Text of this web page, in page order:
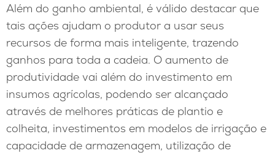
Além do ganho ambiental, é válido destacar que
tais ações ajudam o produtor a usar seus
recursos de forma mais inteligente, trazendo
ganhos para toda a cadeia. O aumento de
produtividade vai além do investimento em
insumos agrícolas, podendo ser alcançado
através de melhores práticas de plantio e
colheita, investimentos em modelos de irrigação e
capacidade de armazenagem, utilização de